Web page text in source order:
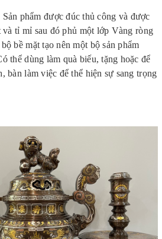
Sản phẩm được đúc thủ công và được
và tỉ mỉ sau đó phủ một lớp Vàng ròng
bề mặt tạo nên một bộ sản phẩm
thể dùng làm quà biếu, tặng hoặc để
bàn làm việc để thể hiện sự sang trọng